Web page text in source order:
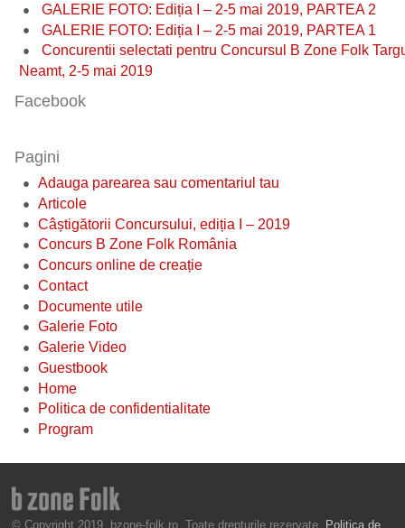
GALERIE FOTO: Ediția I – 2-5 mai 2019, PARTEA 2
GALERIE FOTO: Ediția I – 2-5 mai 2019, PARTEA 1
Concurentii selectati pentru Concursul B Zone Folk
Neamt, 2-5 mai 2019
Facebook
Pagini
Adauga parearea sau comentariul tau
Articole
Câștigătorii Concursului, ediția I – 2019
Concurs B Zone Folk România
Concurs online de creație
Contact
Documente utile
Galerie Foto
Galerie Video
Guestbook
Home
Politica de confidentialitate
Program
© Copyright 2019, bzone-folk.ro. Toate drepturile rezervate. Politica de